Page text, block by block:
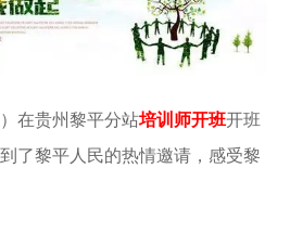
在贵州黎平分站培训师开班开班
了黎平人民的热情邀请，感受黎